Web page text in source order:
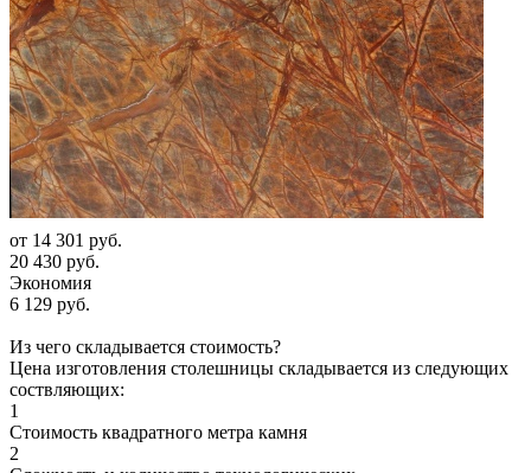
от 14 301 руб.
20 430 руб.
Экономия
6 129 руб.
Из чего складывается стоимость?
Цена изготовления столешницы складывается из следующих
соствляющих:
1
Стоимость квадратного метра камня
2